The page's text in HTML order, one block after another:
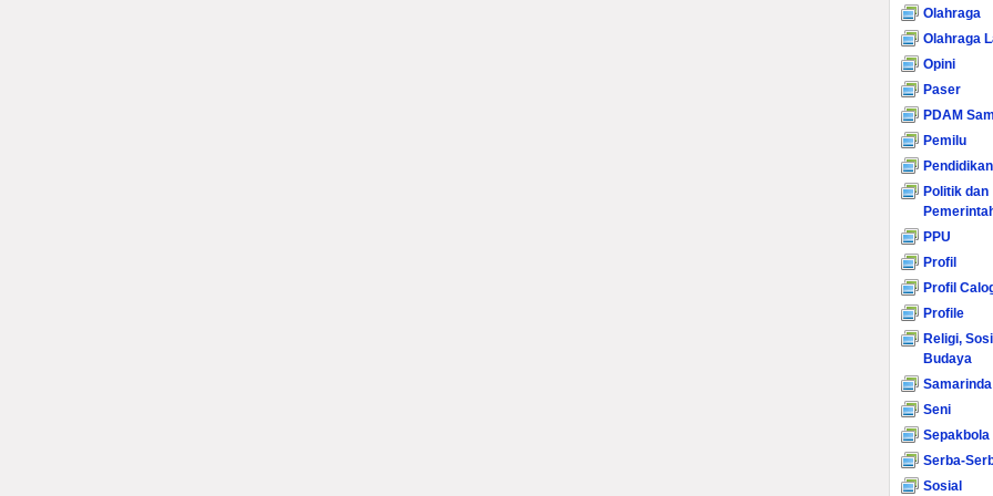
Olahraga
Olahraga
Opini
Paser
PDAM
Pemilu
Pendidikan
Politik dan
PPU
Profil
Profil
Profile
Religi,
Budaya
Samarinda
Seni
Sepakbola
Serba-
Sosial